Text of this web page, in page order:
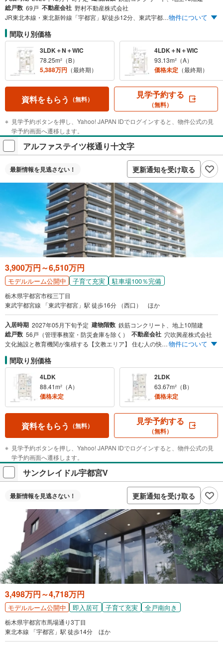
総戸数 69戸 不動産会社 野村不動産株式会社
JR東北本線・東北新幹線「宇都宮」駅徒歩12分、東武宇都宮線「東武宇都宮」駅徒歩11分 宇都宮文化の中心「二荒山神社」近接。全戸南向き・15階建て・全69邸のレジデンス物件について
間取り別価格
3LDK＋N＋WIC
78.25m²（B）
5,388万円 （最終期）
4LDK＋N＋WIC
93.13m²（A）
価格未定 （最終期）
資料をもらう （無料） 見学予約する
（無料）
見学予約ボタンを押し、Yahoo! JAPAN IDでログインすると、物件公式の見
学予約画面へ遷移します。
アルファステイツ桜通り十文字
最新情報を見逃さない！ 更新通知を受け取る
3,900万円～6,510万円
モデルルーム公開中 子育て充実 駐車場100％完備
栃木県宇都宮市桜三丁目
東武宇都宮線 「東武宇都宮」駅 徒歩16分 （西口） ほか
入居時期 2027年05月下旬予定 建物階数 鉄筋コンクリート、地上10階建
総戸数 56戸（管理事務室・防災倉庫を除く） 不動産会社 穴吹興産株式会社
文化施設と教育機関が集積する【文教エリア】 住む人の快適性を追求した全56邸の新築分譲マンション誕生 2LDK（63.67m²）3,900万円～ 敷地内に平面駐車場100％超確保/月額使用料0円～ LRT駅西側延伸エリア/桜通り十文字停留所（仮称）2030年以降開業予定（※） （※）宇都宮市HP ※掲載の情報は2025年8月現在の情報で、今後の開発次第で変更になる可能性があります。物件について
間取り別価格
4LDK
88.41m²（A）
価格未定
2LDK
63.67m²（B）
価格未定
資料をもらう （無料） 見学予約する
（無料）
見学予約ボタンを押し、Yahoo! JAPAN IDでログインすると、物件公式の見
学予約画面へ遷移します。
サンクレイドル宇都宮V
最新情報を見逃さない！ 更新通知を受け取る
3,498万円～4,718万円
モデルルーム公開中 即入居可 子育て充実 全戸南向き
栃木県宇都宮市馬場通り3丁目
東北本線 「宇都宮」駅 徒歩14分 ほか